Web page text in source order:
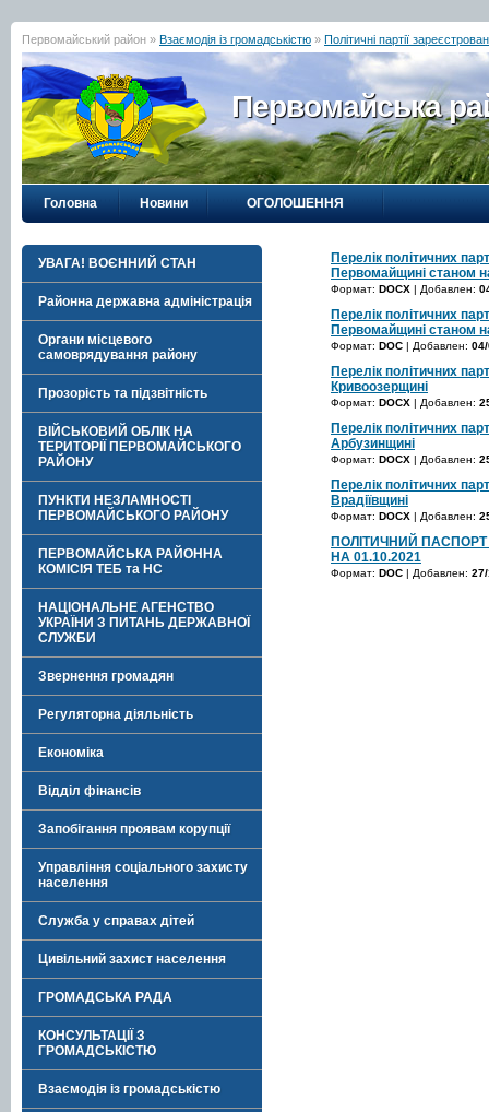
Первомайський район » Взаємодія із громадськістю » Політичні партії
Первомайська
Головна Новини ОГОЛОШЕННЯ
УВАГА! ВОЄННИЙ СТАН
Районна державна адміністрація
Органи місцевого
самоврядування району
Прозорість та підзвітність
ВІЙСЬКОВИЙ ОБЛІК НА
ТЕРИТОРІЇ ПЕРВОМАЙСЬКОГО
РАЙОНУ
ПУНКТИ НЕЗЛАМНОСТІ
ПЕРВОМАЙСЬКОГО РАЙОНУ
ПЕРВОМАЙСЬКА РАЙОННА
КОМІСІЯ ТЕБ та НС
НАЦІОНАЛЬНЕ АГЕНСТВО
УКРАЇНИ З ПИТАНЬ ДЕРЖАВНОЇ
СЛУЖБИ
Звернення громадян
Регуляторна діяльність
Економіка
Відділ фінансів
Запобігання проявам корупції
Управління соціального захисту
населення
Служба у справах дітей
Цивільний захист населення
ГРОМАДСЬКА РАДА
КОНСУЛЬТАЦІЇ З
ГРОМАДСЬКІСТЮ
Взаємодія із громадськістю
Перелік політичних
Первомайщині станом
Формат: DOCX | Добавлен:
Перелік політичних
Первомайщині станом
Формат: DOC | Добавлен:
Перелік політичних
Кривоозерщині
Формат: DOCX | Добавлен:
Перелік політичних
Арбузинщині
Формат: DOCX | Добавлен:
Перелік політичних
Врадіївщині
Формат: DOCX | Добавлен:
ПОЛІТИЧНИЙ
НА 01.10.2021
Формат: DOC | Добавлен: